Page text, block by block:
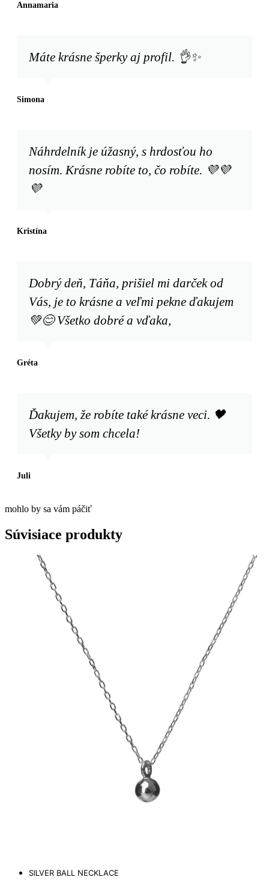
Annamaria
Máte krásne šperky aj profil. 👌✨
Simona
Náhrdelník je úžasný, s hrdosťou ho
nosím. Krásne robíte to, čo robíte. 💜💜
💜
Kristína
Dobrý deň, Táňa, prišiel mi darček od
Vás, je to krásne a veľmi pekne ďakujem
💚😊 Všetko dobré a vďaka,
Gréta
Ďakujem, že robíte také krásne veci. 🖤
Všetky by som chcela!
Juli
mohlo by sa vám páčiť
Súvisiace produkty
SILVER BALL NECKLACE